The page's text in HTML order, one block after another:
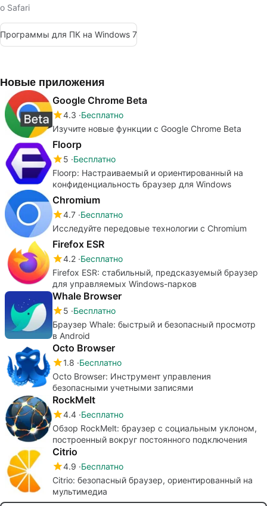
о Safari
Программы для ПК на Windows 7
Новые приложения
Google Chrome Beta
4.3 Бесплатно
Изучите новые функции с Google Chrome Beta
Floorp
5 Бесплатно
Floorp: Настраиваемый и ориентированный на
конфиденциальность браузер для Windows
Chromium
4.7 Бесплатно
Исследуйте передовые технологии с Chromium
Firefox ESR
4.2 Бесплатно
Firefox ESR: стабильный, предсказуемый браузер
для управляемых Windows-парков
Whale Browser
5 Бесплатно
Браузер Whale: быстрый и безопасный просмотр
в Android
Octo Browser
1.8 Бесплатно
Octo Browser: Инструмент управления
безопасными учетными записями
RockMelt
4.4 Бесплатно
Обзор RockMelt: браузер с социальным уклоном,
построенный вокруг постоянного подключения
Citrio
4.9 Бесплатно
Citrio: безопасный браузер, ориентированный на
мультимедиа